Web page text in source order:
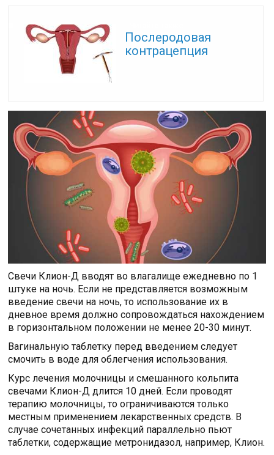
Послеродовая
контрацепция
Свечи Клион-Д вводят во влагалище ежедневно по 1
штуке на ночь. Если не представляется возможным
введение свечи на ночь, то использование их в
дневное время должно сопровождаться нахождением
в горизонтальном положении не менее 20-30 минут.
Вагинальную таблетку перед введением следует
смочить в воде для облегчения использования.
Курс лечения молочницы и смешанного кольпита
свечами Клион-Д длится 10 дней. Если проводят
терапию молочницы, то ограничиваются только
местным применением лекарственных средств. В
случае сочетанных инфекций параллельно пьют
таблетки, содержащие метронидазол, например, Клион.